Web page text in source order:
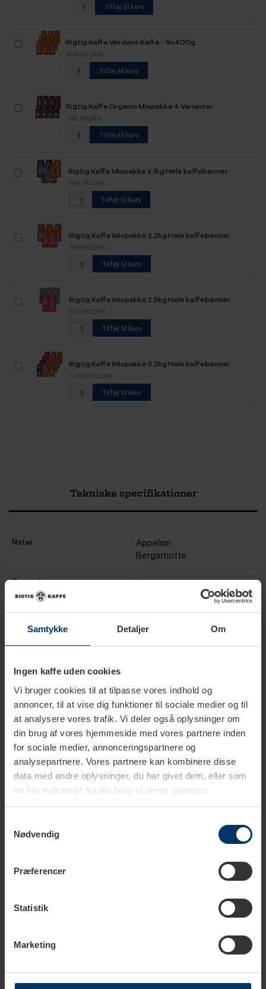
Samtykke Detaljer Om
Ingen kaffe uden cookies
Vi bruger cookies til at tilpasse vores indhold og
annoncer, til at vise dig funktioner til sociale medier og til
at analysere vores trafik. Vi deler også oplysninger om
din brug af vores hjemmeside med vores partnere inden
for sociale medier, annonceringspartnere og
analysepartnere. Vores partnere kan kombinere disse
data med andre oplysninger, du har givet dem, eller som
de har indsamlet fra din brug af deres tjenester.
Nødvendig
Præferencer
Statistik
Marketing
Tilføj til kurv
Rigtig Kaffe Verdens Kaffe - 9x400g
899,95 DKK
Tilføj til kurv
Rigtig Kaffe Organic Mixpakke 4 Varianter
799,95 DKK
Tilføj til kurv
Rigtig Kaffe Mixpakke 2,1kg Hele kaffebønner
599,95 DKK
Tilføj til kurv
Rigtig Kaffe Mixpakke 2,2kg Hele kaffebønner
499,95 DKK
Tilføj til kurv
Rigtig Kaffe Mixpakke 2,5kg Hele kaffebønner
649,95 DKK
Tilføj til kurv
Rigtig Kaffe Mixpakke 5,2kg Hele kaffebønner
1.099,00 DKK
Tilføj til kurv
Tekniske specifikationer
Noter
Appelsin
Bergamotte
Te styrke Let
3 - 4 min.
Temperatur 80°C
Te type Hvide teer
Te pakning Løs te
Vægt 90 g
Produkter i samme kategori